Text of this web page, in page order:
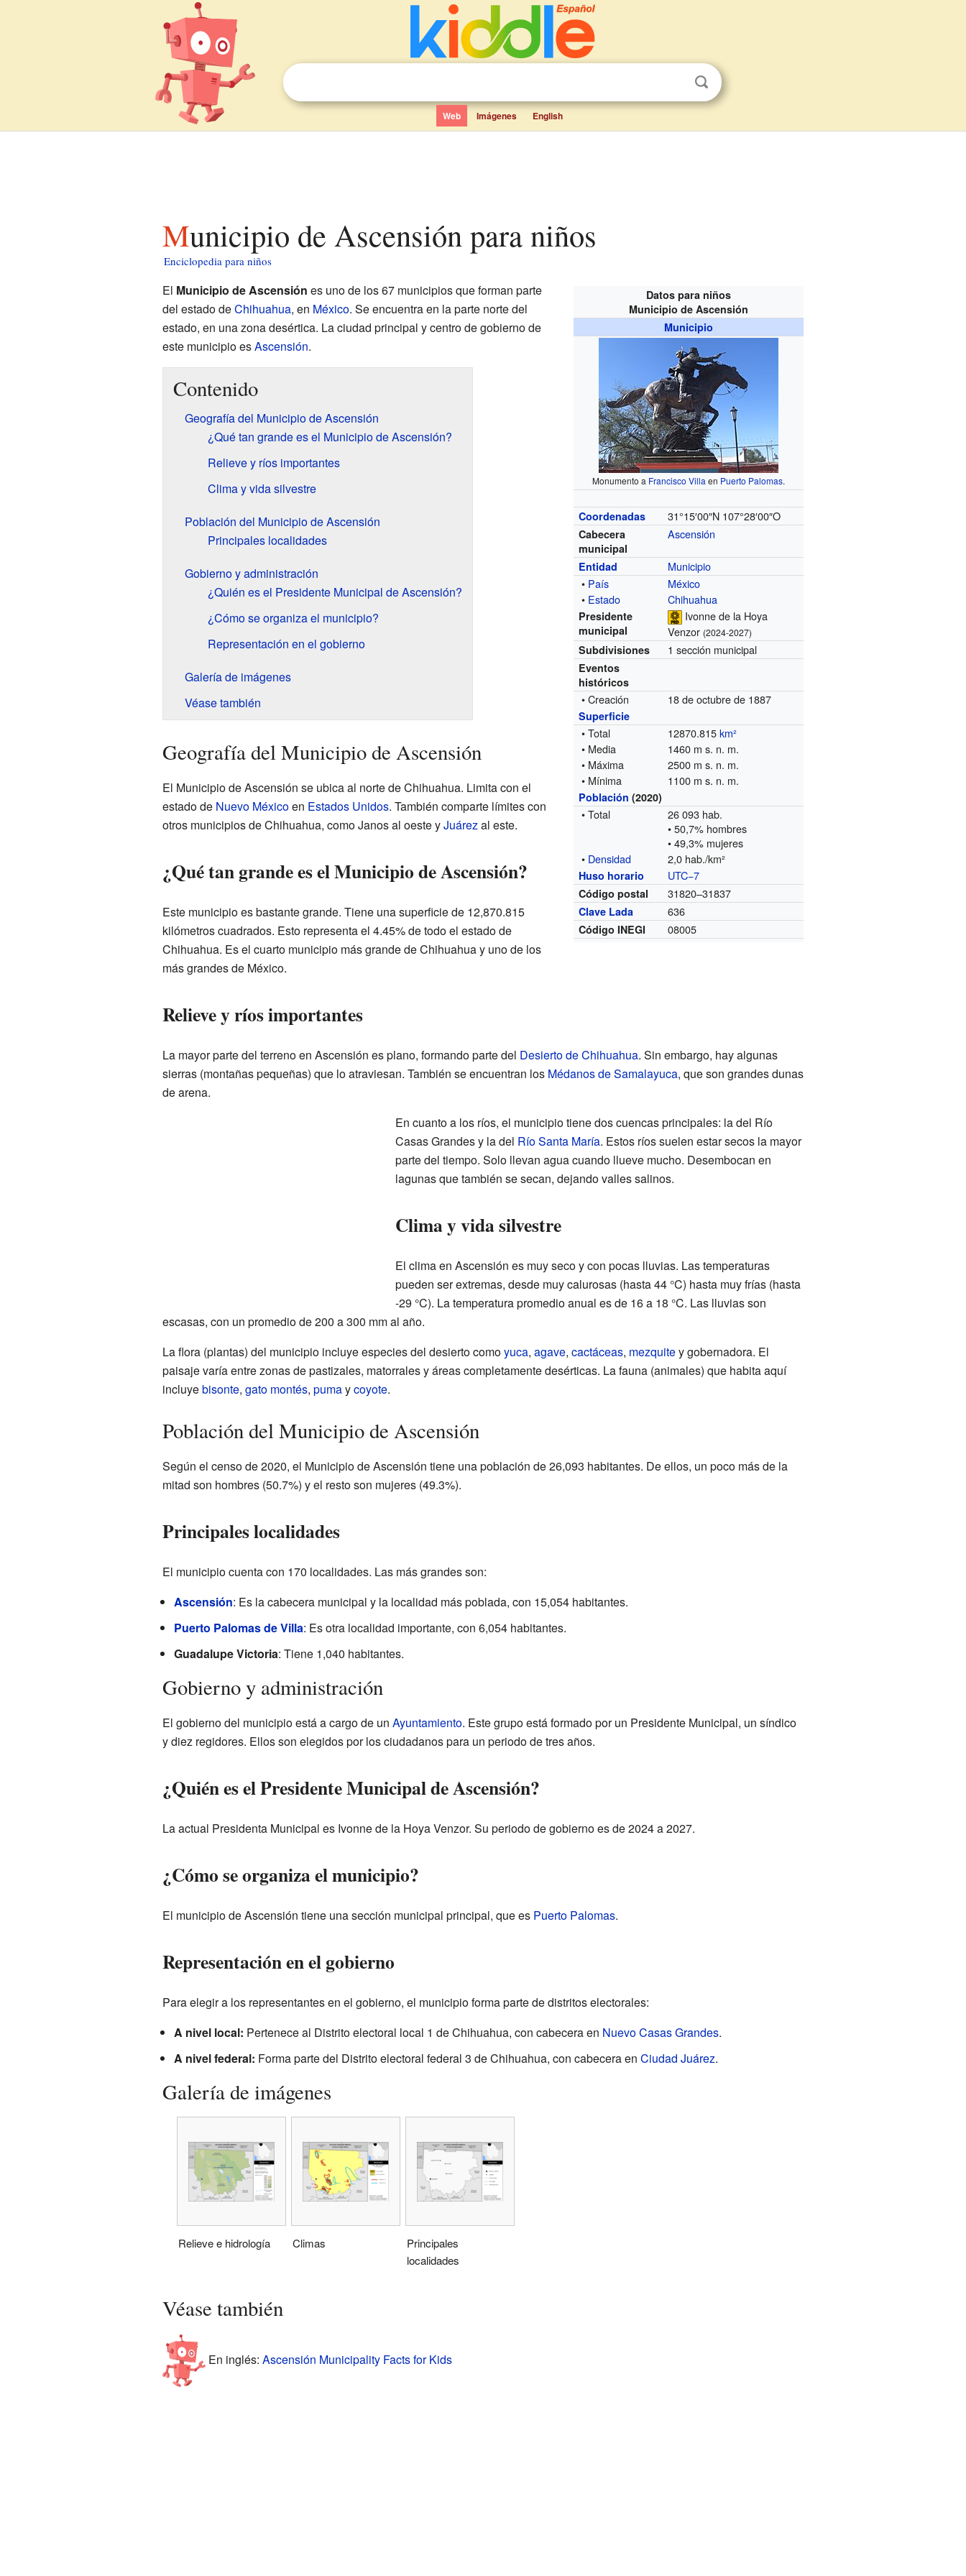
Web Imágenes English
Municipio de Ascensión para niños
Enciclopedia para niños
Datos para niños
Municipio de Ascensión
Municipio
Monumento a Francisco Villa en Puerto Palomas.
Coordenadas 31°15′00″N 107°28′00″O
Cabecera
municipal
Ascensión
Entidad
Municipio
• País
México
• Estado Chihuahua
Presidente
municipal
Ivonne de la Hoya
Venzor (2024-2027)
Subdivisiones 1 sección municipal
Eventos
históricos
• Creación 18 de octubre de 1887
Superficie
• Total 12870.815km²
• Media
1460 m s. n. m.
• Máxima
2500 m s. n. m.
• Mínima
1100 m s. n. m.
Población (2020)
• Total
26 093 hab.
• 50,7% hombres
• 49,3% mujeres
• Densidad 2,0 hab./km²
Huso horario UTC−7
Código postal 31820–31837
Clave Lada 636
Código INEGI 08005
El Municipio de Ascensión es uno de los 67 municipios que forman parte
del estado deChihuahua, en México. Se encuentra en la parte norte del
estado, en una zona desértica. La ciudad principal y centro de gobierno de
este municipio esAscensión.
Contenido
Geografía del Municipio de Ascensión
¿Qué tan grande es el Municipio de Ascensión?
Relieve y ríos importantes
Clima y vida silvestre
Población del Municipio de Ascensión
Principales localidades
Gobierno y administración
¿Quién es el Presidente Municipal de Ascensión?
¿Cómo se organiza el municipio?
Representación en el gobierno
Galería de imágenes
Véase también
Geografía del Municipio de Ascensión
El Municipio de Ascensión se ubica al norte de Chihuahua. Limita con el
estado de Nuevo Méxicoen Estados Unidos. También comparte límites con
otros municipios de Chihuahua, como Janos al oeste yJuárezal este.
¿Qué tan grande es el Municipio de Ascensión?
Este municipio es bastante grande. Tiene una superficie de 12,870.815
kilómetros cuadrados. Esto representa el 4.45% de todo el estado de
Chihuahua. Es el cuarto municipio más grande de Chihuahua y uno de los
más grandes de México.
Relieve y ríos importantes
La mayor parte del terreno en Ascensión es plano, formando parte del Desierto de Chihuahua. Sin embargo, hay algunas
sierras (montañas pequeñas) que lo atraviesan. También se encuentran los Médanos de Samalayuca, que son grandes dunas
de arena.
En cuanto a los ríos, el municipio tiene dos cuencas principales: la del Río
Casas Grandes y la del Río Santa María. Estos ríos suelen estar secos la mayor
parte del tiempo. Solo llevan agua cuando llueve mucho. Desembocan en
lagunas que también se secan, dejando valles salinos.
Clima y vida silvestre
El clima en Ascensión es muy seco y con pocas lluvias. Las temperaturas
pueden ser extremas, desde muy calurosas (hasta 44 °C) hasta muy frías (hasta
-29 °C). La temperatura promedio anual es de 16 a 18 °C. Las lluvias son
escasas, con un promedio de 200 a 300 mm al año.
La flora (plantas) del municipio incluye especies del desierto comoyuca, agave, cactáceas, mezquitey gobernadora. El
paisaje varía entre zonas de pastizales, matorrales y áreas completamente desérticas. La fauna (animales) que habita aquí
incluyebisonte, gato montés, pumaycoyote.
Población del Municipio de Ascensión
Según el censo de 2020, el Municipio de Ascensión tiene una población de 26,093 habitantes. De ellos, un poco más de la
mitad son hombres (50.7%) y el resto son mujeres (49.3%).
Principales localidades
El municipio cuenta con 170 localidades. Las más grandes son:
Ascensión: Es la cabecera municipal y la localidad más poblada, con 15,054 habitantes.
Puerto Palomas de Villa: Es otra localidad importante, con 6,054 habitantes.
Guadalupe Victoria: Tiene 1,040 habitantes.
Gobierno y administración
El gobierno del municipio está a cargo de un Ayuntamiento. Este grupo está formado por un Presidente Municipal, un síndico
y diez regidores. Ellos son elegidos por los ciudadanos para un periodo de tres años.
¿Quién es el Presidente Municipal de Ascensión?
La actual Presidenta Municipal es Ivonne de la Hoya Venzor. Su periodo de gobierno es de 2024 a 2027.
¿Cómo se organiza el municipio?
El municipio de Ascensión tiene una sección municipal principal, que es Puerto Palomas.
Representación en el gobierno
Para elegir a los representantes en el gobierno, el municipio forma parte de distritos electorales:
A nivel local: Pertenece al Distrito electoral local 1 de Chihuahua, con cabecera en Nuevo Casas Grandes.
A nivel federal: Forma parte del Distrito electoral federal 3 de Chihuahua, con cabecera en Ciudad Juárez.
Galería de imágenes
Relieve e hidrología Climas
Principales
localidades
Véase también
En inglés: Ascensión Municipality Facts for Kids